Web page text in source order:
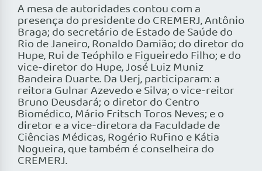
A mesa de autoridades contou com a
presença do presidente do CREMERJ, Antônio
Braga; do secretário de Estado de Saúde do
Rio de Janeiro, Ronaldo Damião; do diretor do
Hupe, Rui de Teóphilo e Figueiredo Filho; e do
vice-diretor do Hupe, José Luiz Muniz
Bandeira Duarte. Da Uerj, participaram: a
reitora Gulnar Azevedo e Silva; o vice-reitor
Bruno Deusdará; o diretor do Centro
Biomédico, Mário Fritsch Toros Neves; e o
diretor e a vice-diretora da Faculdade de
Ciências Médicas, Rogério Rufino e Kátia
Nogueira, que também é conselheira do
CREMERJ.